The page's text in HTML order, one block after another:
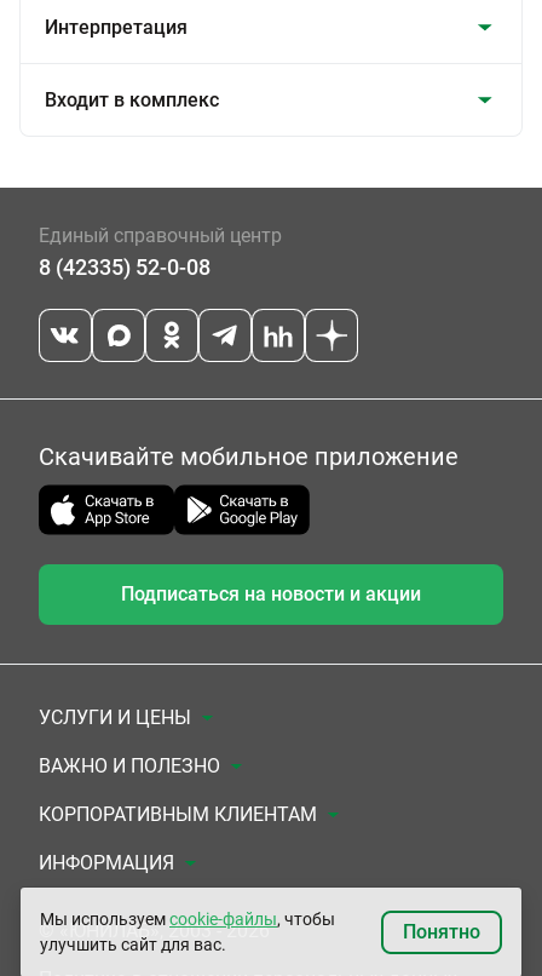
Интерпретация
Входит в комплекс
Единый справочный центр
8 (42335) 52-0-08
Скачивайте мобильное приложение
Подписаться на новости и акции
УСЛУГИ И ЦЕНЫ
Анализы
Комплексы
УЗИ
ЭКГ/Холтер/СМАД
Приемы врачей
ВАЖНО И ПОЛЕЗНО
Документы для заключения договора
Система скидок
Подарочные сертификаты
Сертификаты на комплексные программы
КОРПОРАТИВНЫМ КЛИЕНТАМ
Медицинским организациям
Прочим организациям
ИНФОРМАЦИЯ
О Компании
Контакты
© «ЮНИЛАБ», 2003 - 2026
Мы используемcookie-файлы, чтобы
улучшить сайт для вас.
Понятно